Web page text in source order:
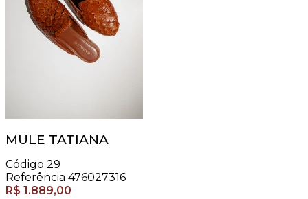
MULE TATIANA
Código 29
Referência 476027316
R$ 1.889,00